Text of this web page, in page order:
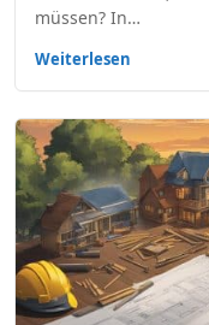
müssen? In…
Weiterlesen